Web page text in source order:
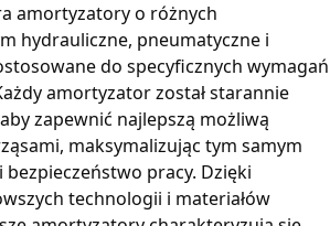
amortyzatory o różnych
hydrauliczne, pneumatyczne i
do specyficznych wymagań
amortyzator został starannie
zapewnić najlepszą możliwą
maksymalizując tym samym
pracy. Dzięki
technologii i materiałów